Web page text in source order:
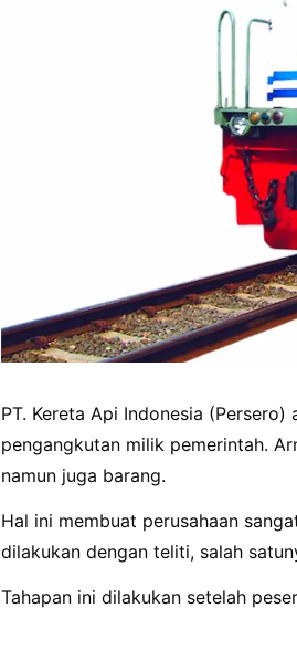
PT. Kereta Api Indonesia
pengangkutan milik pemerintah.
namun juga barang.
Hal ini membuat perusahaan
dilakukan dengan teliti, salah
Tahapan ini dilakukan setelah